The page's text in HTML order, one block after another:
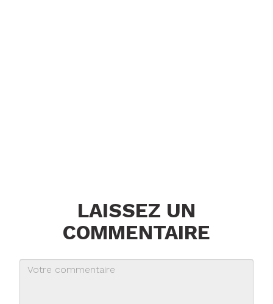
LAISSEZ UN
COMMENTAIRE